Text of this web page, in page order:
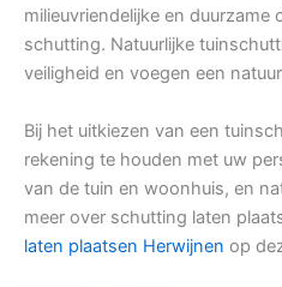
milieuvriendelijke en duurzame
schutting. Natuurlijke
veiligheid en voegen een
Bij het uitkiezen van een
rekening te houden met uw
van de tuin en woonhuis, en
meer over schutting laten
laten plaatsen Herwijnen op